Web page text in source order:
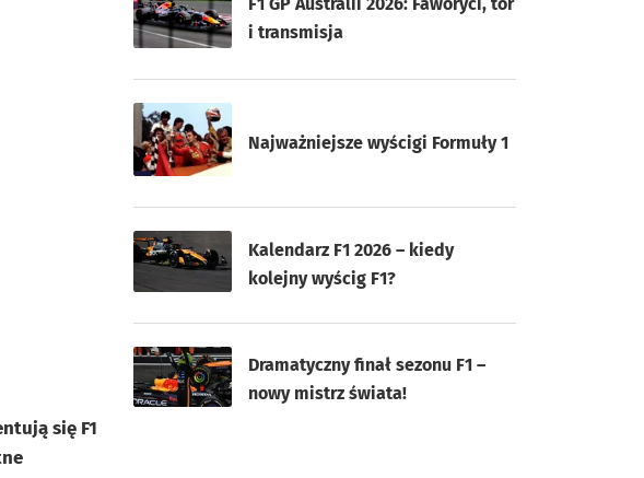
się F1
i transmisja
Najważniejsze wyścigi Formuły 1
Kalendarz F1 2026 – kiedy
kolejny wyścig F1?
Dramatyczny finał sezonu F1 –
nowy mistrz świata!